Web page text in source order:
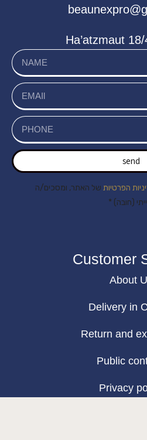
Ha’atzmaut
send
הפרטיות של האתר, ומסכים/ה
(חובה) *
Customer
About
Delivery in
Return and
Public
Privacy